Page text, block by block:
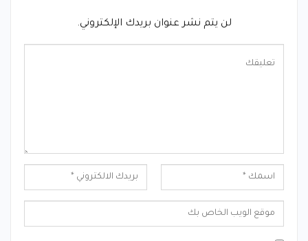
لن يتم نشر عنوان بريدك الإلكتروني.